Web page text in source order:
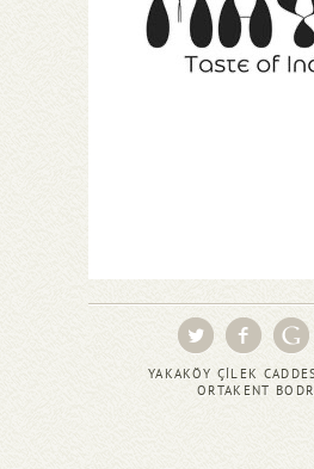
YAKAKÖY ÇİLEK
ORTAKENT